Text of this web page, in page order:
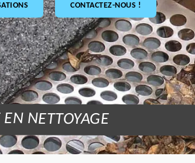
CONTACTEZ-NOUS !
EN NETTOYAGE